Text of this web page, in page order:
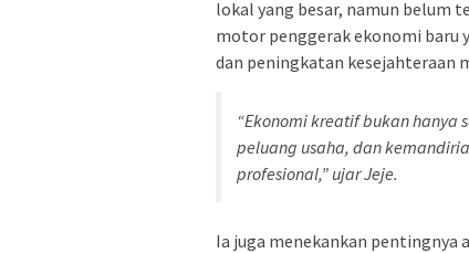
lokal yang besar, namun belum
motor penggerak ekonomi baru
dan peningkatan kesejahteraan
“Ekonomi kreatif bukan hanya
peluang usaha, dan
profesional,” ujar Jeje.
Ia juga menekankan